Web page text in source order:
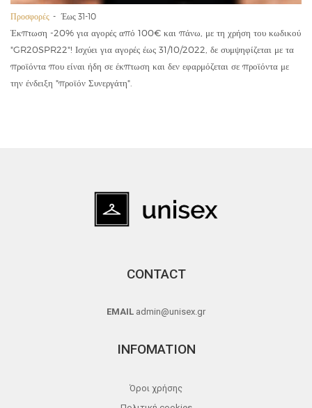
Προσφορές Έως 31-10
Έκπτωση -20% για αγορές από 100€ και πάνω, με τη χρήση του κωδικού
"GR20SPR22"! Ισχύει για αγορές έως 31/10/2022, δε συμψηφίζεται με τα
προϊόντα που είναι ήδη σε έκπτωση και δεν εφαρμόζεται σε προϊόντα με
την ένδειξη "προϊόν Συνεργάτη".
CONTACT
EMAIL admin@unisex.gr
INFOMATION
Όροι χρήσης